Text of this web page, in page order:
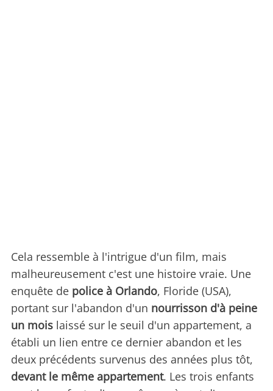
Cela ressemble à l'intrigue d'un film, mais
malheureusement c'est une histoire vraie. Une
enquête de police à Orlando, Floride (USA),
portant sur l'abandon d'un nourrisson d'à peine
un mois laissé sur le seuil d'un appartement, a
établi un lien entre ce dernier abandon et les
deux précédents survenus des années plus tôt,
devant le même appartement. Les trois enfants